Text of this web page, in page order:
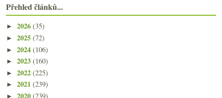
Přehled článků...
► 2026 (35)
► 2025 (72)
► 2024 (106)
► 2023 (160)
► 2022 (225)
► 2021 (239)
► 2020 (239)